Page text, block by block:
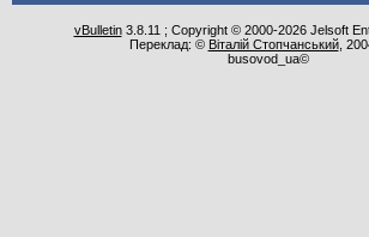
vBulletin3.8.11 ; Copyright © 2000-2026 Jelsoft
Переклад: © Віталій Стопчанський,
busovod_ua©